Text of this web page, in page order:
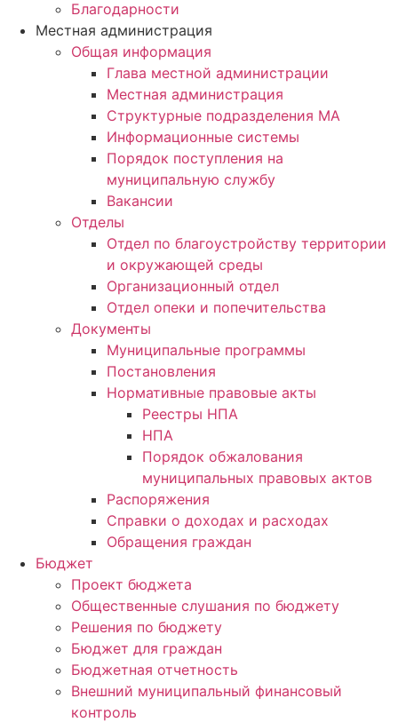
Благодарности
Местная администрация
Общая информация
Глава местной администрации
Местная администрация
Структурные подразделения МА
Информационные системы
Порядок поступления на
муниципальную службу
Вакансии
Отделы
Отдел по благоустройству территории
и окружающей среды
Организационный отдел
Отдел опеки и попечительства
Документы
Муниципальные программы
Постановления
Нормативные правовые акты
Реестры НПА
НПА
Порядок обжалования
муниципальных правовых актов
Распоряжения
Справки о доходах и расходах
Обращения граждан
Бюджет
Проект бюджета
Общественные слушания по бюджету
Решения по бюджету
Бюджет для граждан
Бюджетная отчетность
Внешний муниципальный финансовый
контроль